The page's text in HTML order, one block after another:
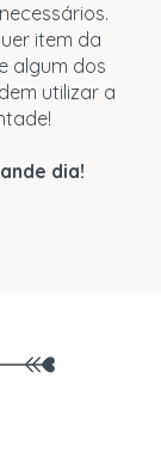
item da
algum dos
utilizar a
dia!